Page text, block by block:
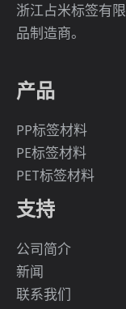
浙江占米标签有
品制造商。
产品
PP标签材料
PE标签材料
PET标签材料
支持
公司简介
新闻
联系我们